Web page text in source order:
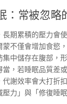
：常被忽略
期累積的壓力會
蒙不僅會增加食慾
中儲存在腹部，
當，若睡眠品質差
謝效率會大打折
力」與「修復睡